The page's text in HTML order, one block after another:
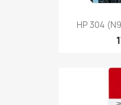
HP 304